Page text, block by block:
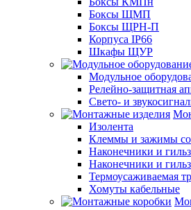
Боксы ЩМП
Боксы ЩРН-П
Корпуса IP66
Шкафы ЩУР
Модульное
Релейно-защитная
Свето- и
Изолента
Клеммы и зажимы
Наконечники и
Наконечники и
Термоусаживаемая
Хомуты кабельные